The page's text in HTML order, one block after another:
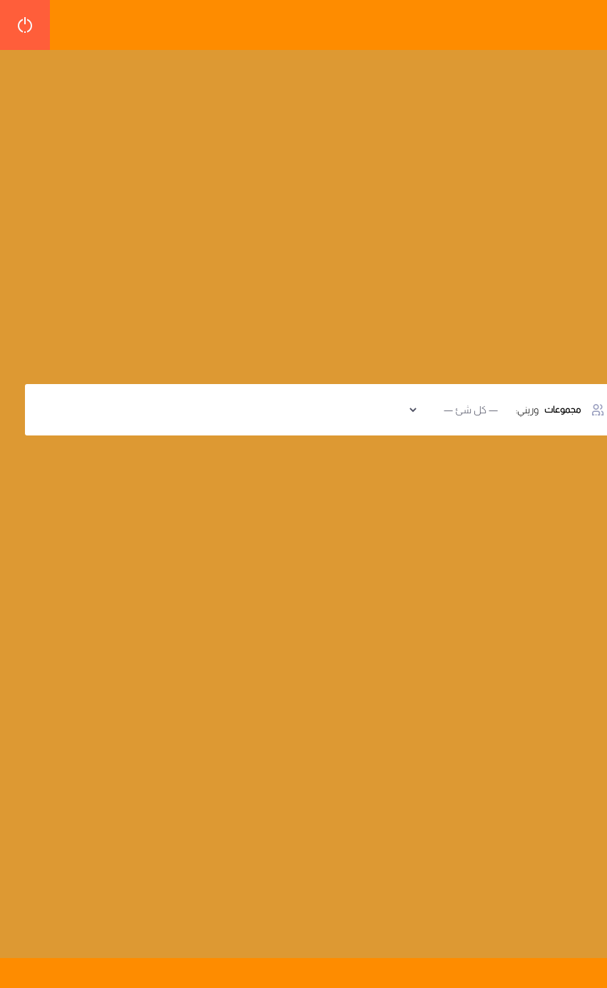
مجموعات وريني: